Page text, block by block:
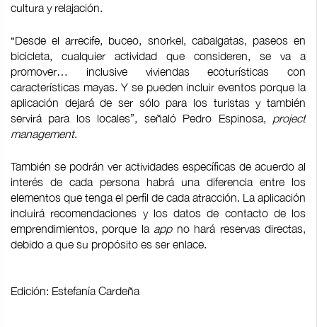
cultura y relajación.
“Desde el arrecife, buceo, snorkel, cabalgatas, paseos en
bicicleta, cualquier actividad que consideren, se va a
promover… inclusive viviendas ecoturísticas con
características mayas. Y se pueden incluir eventos porque la
aplicación dejará de ser sólo para los turistas y también
servirá para los locales”, señaló Pedro Espinosa, project
management.
También se podrán ver actividades específicas de acuerdo al
interés de cada persona habrá una diferencia entre los
elementos que tenga el perfil de cada atracción. La aplicación
incluirá recomendaciones y los datos de contacto de los
emprendimientos, porque la app no hará reservas directas,
debido a que su propósito es ser enlace.
Edición: Estefanía Cardeña